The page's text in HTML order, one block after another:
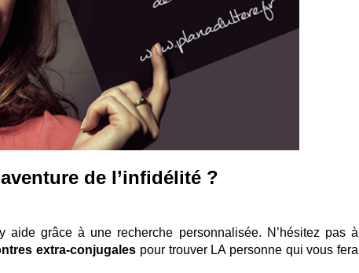
de l’infidélité ?
aide grâce à une recherche personnalisée. N’hésitez pas à
extra-conjugales pour trouver LA personne qui vous fera